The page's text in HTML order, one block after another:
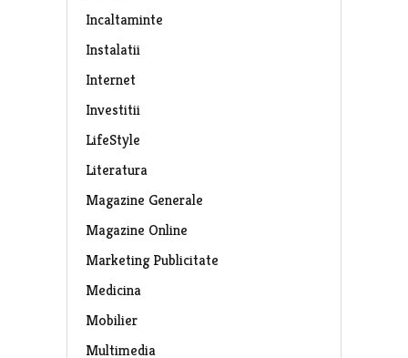
Incaltaminte
Instalatii
Internet
Investitii
LifeStyle
Literatura
Magazine Generale
Magazine Online
Marketing Publicitate
Medicina
Mobilier
Multimedia